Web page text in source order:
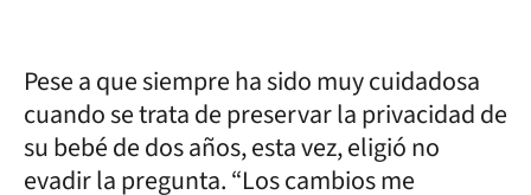
Pese a que siempre ha sido muy cuidadosa
cuando se trata de preservar la privacidad de
su bebé de dos años, esta vez, eligió no
evadir la pregunta. “Los cambios me